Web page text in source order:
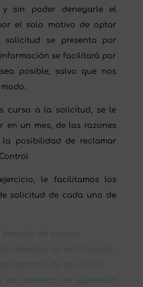
y sin poder denegarle el
el solo motivo de optar
se presenta por
se facilitará por
posible, salvo que nos
a la solicitud, se le
en un mes, de las razones
posibilidad de reclamar
le facilitamos los
solicitud de cada uno de
derecho de acceso
derecho de rectificación
derecho de oposición
del derecho de supresión